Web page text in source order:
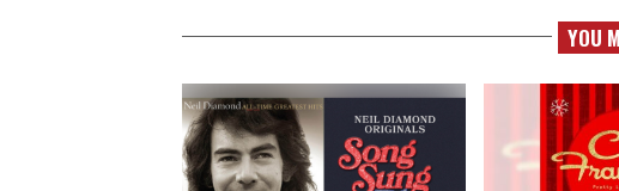
YOU